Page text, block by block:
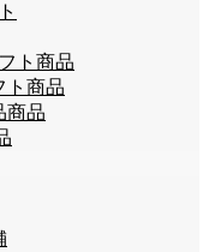
ト商品
ト商品
商品